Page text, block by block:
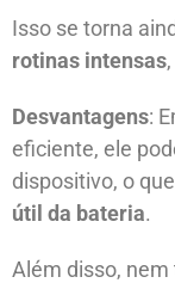
Isso se torna
rotinas intensas
Desvantagens:
eficiente, ele
dispositivo, o
útil da bateria.
Além disso,